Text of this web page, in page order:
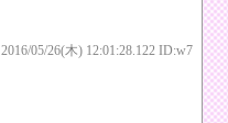
2016/05/26(木) 12:01:28.122 ID:w7